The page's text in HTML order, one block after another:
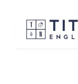
content